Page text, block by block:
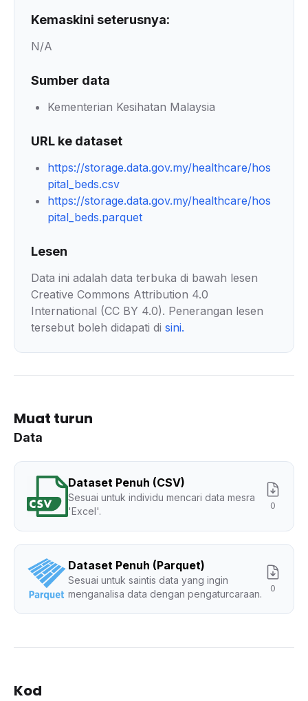
Kemaskini seterusnya:
N/A
Sumber data
Kementerian Kesihatan Malaysia
URL ke dataset
https://storage.data.gov.my/healthcare/hos
pital_beds.csv
https://storage.data.gov.my/healthcare/hos
pital_beds.parquet
Lesen
Data ini adalah data terbuka di bawah lesen
Creative Commons Attribution 4.0
International (CC BY 4.0). Penerangan lesen
tersebut boleh didapati di sini.
Muat turun
Data
Dataset Penuh (CSV)
Sesuai untuk individu mencari data mesra
'Excel'.
0
Dataset Penuh (Parquet)
Sesuai untuk saintis data yang ingin
menganalisa data dengan pengaturcaraan.
0
Kod